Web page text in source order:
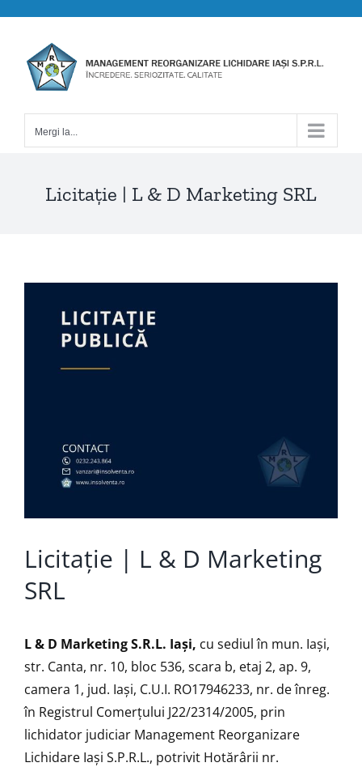
content
Mergi la...
Licitație | L & D Marketing SRL
Larger
Licitație | L & D Marketing
SRL
L & D Marketing S.R.L. Iași, cu sediul în mun. Iaşi,
str. Canta, nr. 10, bloc 536, scara b, etaj 2, ap. 9,
camera 1, jud. Iaşi, C.U.I. RO17946233, nr. de înreg.
în Registrul Comerțului J22/2314/2005, prin
lichidator judiciar Management Reorganizare
Lichidare Iaşi S.P.R.L., potrivit Hotărârii nr.